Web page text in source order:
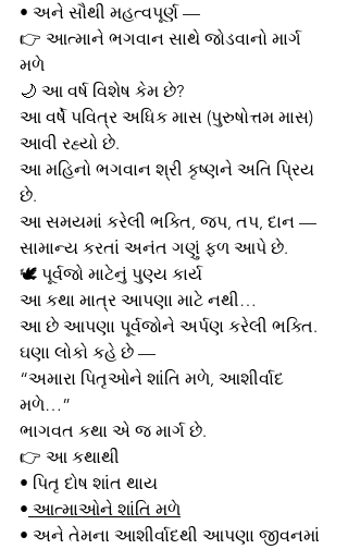
• અને સૌથી મહત્વપૂર્ણ —
👉 આત્માને ભગવાન સાથે જોડવાનો માર્ગ
મળે
🌙 આ વર્ષ વિશેષ કેમ છે?
આ વર્ષે પવિત્ર અધિક માસ (પુરુષોત્તમ માસ)
આવી રહ્યો છે.
આ મહિનો ભગવાન શ્રી કૃષ્ણને અતિ પ્રિય
છે.
આ સમયમાં કરેલી ભક્તિ, જપ, તપ, દાન —
સામાન્ય કરતાં અનંત ગણું ફળ આપે છે.
🕊️ પૂર્વજો માટેનું પુણ્ય કાર્ય
આ કથા માત્ર આપણા માટે નથી…
આ છે આપણા પૂર્વજોને અર્પણ કરેલી ભક્તિ.
ઘણા લોકો કહે છે —
“અમારા પિતૃઓને શાંતિ મળે, આશીર્વાદ
મળે…”
ભાગવત કથા એ જ માર્ગ છે.
👉 આ કથાથી
• પિતૃ દોષ શાંત થાય
• આત્માઓને શાંતિ મળે
• અને તેમના આશીર્વાદથી આપણા જીવનમાં